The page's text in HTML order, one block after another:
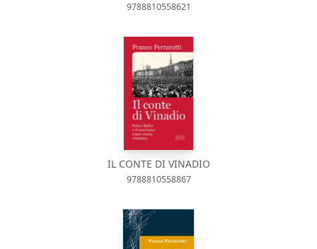
9788810558621
IL CONTE DI VINADIO
9788810558867